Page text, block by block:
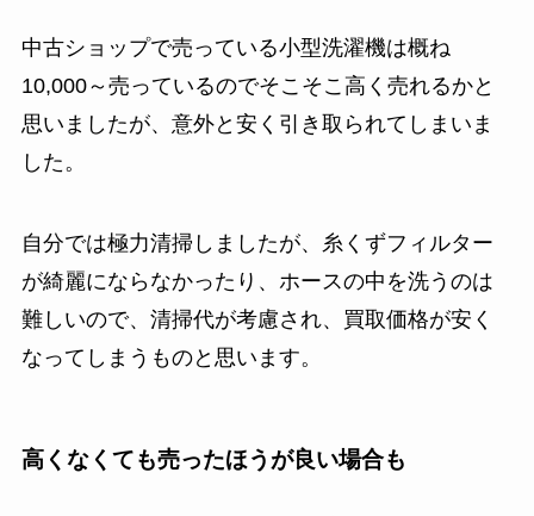
中古ショップで売っている小型洗濯機は概ね
10,000～売っているのでそこそこ高く売れるかと
思いましたが、意外と安く引き取られてしまいま
した。
自分では極力清掃しましたが、糸くずフィルター
が綺麗にならなかったり、ホースの中を洗うのは
難しいので、清掃代が考慮され、買取価格が安く
なってしまうものと思います。
高くなくても売ったほうが良い場合も